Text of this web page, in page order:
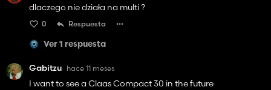
dlaczego nie działa na multi ?
0 Respuesta
Ver 1 respuesta
Gabitzu hace 11 meses
I want to see a Claas Compact 30 in the future